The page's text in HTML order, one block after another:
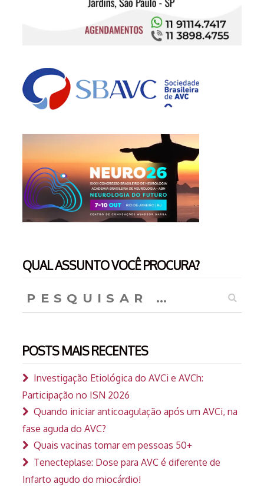
QUAL ASSUNTO VOCÊ PROCURA?
por:
POSTS MAIS RECENTES
Investigação Etiológica do AVCi e AVCh:
Participação no ISN 2026
Quando iniciar anticoagulação após um AVCi, na
fase aguda do AVC?
Quais vacinas tomar em pessoas 50+
Tenecteplase: Dose para AVC é diferente de
Infarto agudo do miocárdio!